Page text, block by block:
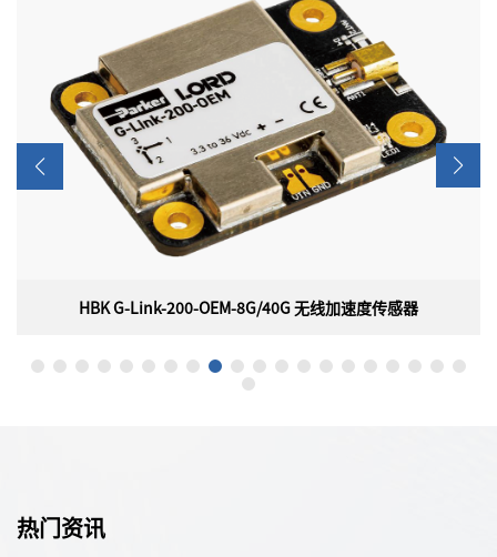
OEM-8G/40G 无线加速度传感器
8G/40G 无线加速度传感器
HBK SG-LINK-
HBK SG-LINK-200
热门资讯